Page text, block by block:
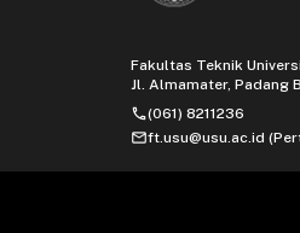
Fakultas Teknik
Jl. Almamater, Padang
phone(061) 8211236
mailft.usu@usu.ac.id